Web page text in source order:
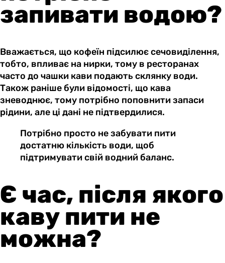
запивати водою?
Вважається, що кофеїн підсилює сечовиділення,
тобто, впливає на нирки, тому в ресторанах
часто до чашки кави подають склянку води.
Також раніше були відомості, що кава
зневоднює, тому потрібно поповнити запаси
рідини, але ці дані не підтвердилися.
Потрібно просто не забувати пити
достатню кількість води, щоб
підтримувати свій водний баланс.
Є час, після якого
каву пити не
можна?